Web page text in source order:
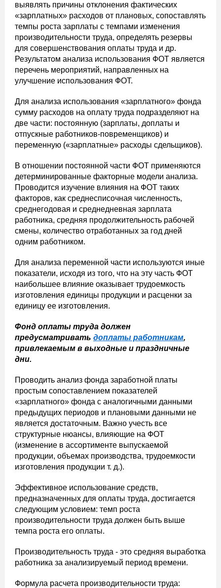
выявлять причины отклонения фактических
«зарплатных» расходов от плановых, сопоставлять
темпы роста зарплаты с темпами изменения
производительности труда, определять резервы
для совершенствования оплаты труда и др.
Результатом анализа использования ФОТ является
перечень мероприятий, направленных на
улучшение использования ФОТ.
Для анализа использования «зарплатного» фонда
сумму расходов на оплату труда подразделяют на
две части: постоянную (зарплаты, доплаты и
отпускные работников-повременщиков) и
переменную («зарплатные» расходы сдельщиков).
В отношении постоянной части ФОТ применяются
детерминированные факторные модели анализа.
Проводится изучение влияния на ФОТ таких
факторов, как среднесписочная численность,
среднегодовая и среднедневная зарплата
работника, средняя продолжительность рабочей
смены, количество отработанных за год дней
одним работником.
Для анализа переменной части используются иные
показатели, исходя из того, что на эту часть ФОТ
наибольшее влияние оказывает трудоемкость
изготовления единицы продукции и расценки за
единицу ее изготовления.
Фонд оплаты труда должен
предусматривать доплаты работникам,
привлекаемым в выходные и праздничные
дни.
Проводить анализ фонда заработной платы
простым сопоставлением показателей
«зарплатного» фонда с аналогичными данными
предыдущих периодов и плановыми данными не
является достаточным. Важно учесть все
структурные нюансы, влияющие на ФОТ
(изменение в ассортименте выпускаемой
продукции, объемах производства, трудоемкости
изготовления продукции т. д.).
Эффективное использование средств,
предназначенных для оплаты труда, достигается
следующим условием: темп роста
производительности труда должен быть выше
темпа роста его оплаты.
Производительность труда - это средняя выработка
работника за анализируемый период времени.
Формула расчета производительности труда: